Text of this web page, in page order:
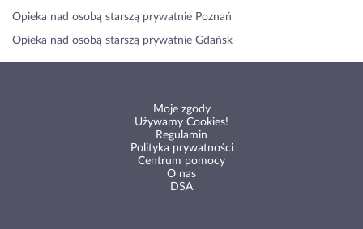
Opieka nad osobą starszą prywatnie Poznań
Opieka nad osobą starszą prywatnie Gdańsk
Moje zgody
Używamy Cookies!
Regulamin
Polityka prywatności
Centrum pomocy
O nas
DSA